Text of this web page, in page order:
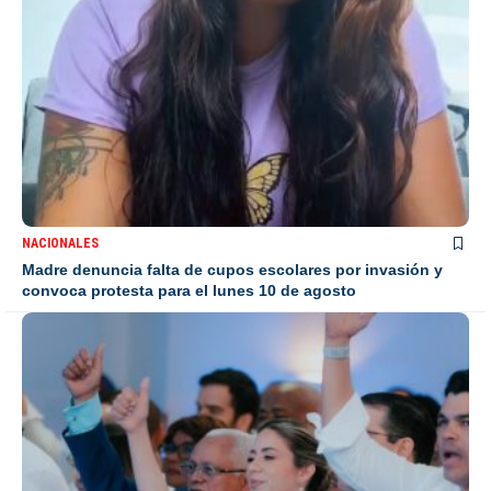
NACIONALES
Madre denuncia falta de cupos escolares por invasión y
convoca protesta para el lunes 10 de agosto